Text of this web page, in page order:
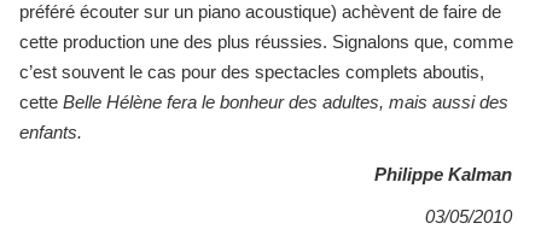
préféré écouter sur un piano acoustique) achèvent de faire de
cette production une des plus réussies. Signalons que, comme
c’est souvent le cas pour des spectacles complets aboutis,
cette Belle Hélène fera le bonheur des adultes, mais aussi des
enfants.
Philippe Kalman
03/05/2010